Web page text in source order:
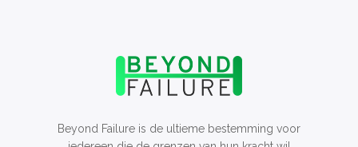
Beyond Failure is de ultieme bestemming voor